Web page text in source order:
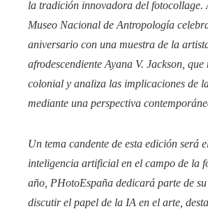
la tradición innovadora del fotocollage.
Museo Nacional de Antropología
aniversario con una muestra de la
afrodescendiente Ayana V. Jackson,
colonial y analiza las implicaciones de
mediante una perspectiva
Un tema candente de esta edición será
inteligencia artificial en el campo de la
año, PHotoEspaña dedicará parte de
discutir el papel de la IA en el arte,